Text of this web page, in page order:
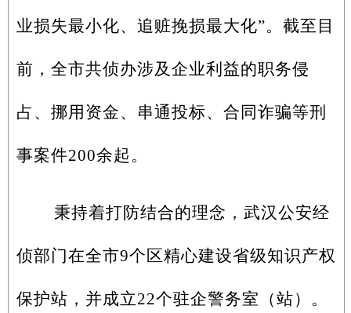
业损失最小化、追赃挽损最大化”。截至目
前，全市共侦办涉及企业利益的职务侵
占、挪用资金、串通投标、合同诈骗等刑
事案件200余起。
秉持着打防结合的理念，武汉公安经
侦部门在全市9个区精心建设省级知识产权
保护站，并成立22个驻企警务室（站）。